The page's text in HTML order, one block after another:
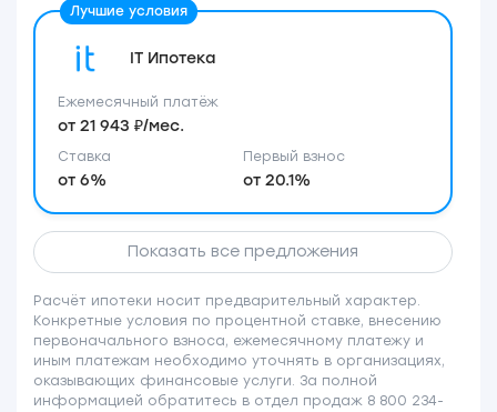
IT Ипотека
Ставка
от 6%
Первый взнос
от 20.1%
Ежемесячный платёж
от 21 943 ₽/мес.
Показать все предложения
Расчёт ипотеки носит предварительный характер.
Конкретные условия по процентной ставке, внесению
первоначального взноса, ежемесячному платежу и
иным платежам необходимо уточнять в организациях,
оказывающих финансовые услуги. За полной
информацией обратитесь в отдел продаж 8 800 234-